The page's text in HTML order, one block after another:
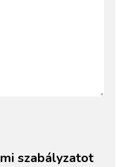
szabályzatot